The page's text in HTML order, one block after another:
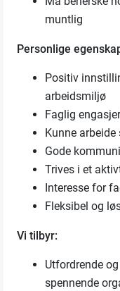
muntlig
Personlige
Positiv
arbeidsmiljø
Faglig
Kunne
Gode
Trives i et
Interesse for
Fleksibel og
Vi tilbyr:
Utfordrende
spennende